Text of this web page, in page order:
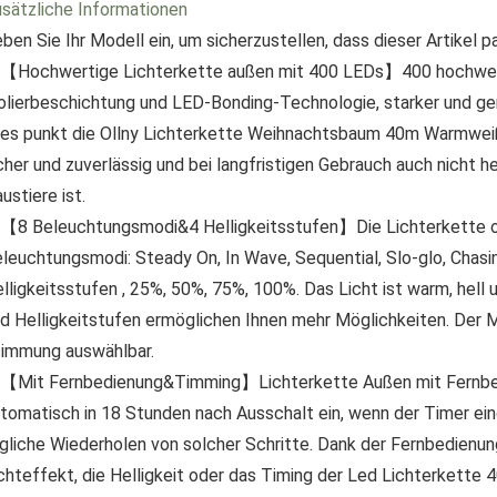
Informationen
Sie Ihr Modell ein, um sicherzustellen, dass dieser Artikel
Hochwertige Lichterkette außen mit 400 LEDs】400
und LED-Bonding-Technologie, starker und
punkt die Ollny Lichterkette Weihnachtsbaum 40m
und zuverlässig und bei langfristigen Gebrauch auch nicht
ist.
8 Beleuchtungsmodi&4 Helligkeitsstufen】Die Lichterkette
Steady On, In Wave, Sequential, Slo-glo,
, 25%, 50%, 75%, 100%. Das Licht ist warm,
Helligkeitstufen ermöglichen Ihnen mehr Möglichkeiten. Der
auswählbar.
Mit Fernbedienung&Timming】Lichterkette Außen mit
in 18 Stunden nach Ausschalt ein, wenn der Timer
Wiederholen von solcher Schritte. Dank der
die Helligkeit oder das Timing der Led Lichterkette